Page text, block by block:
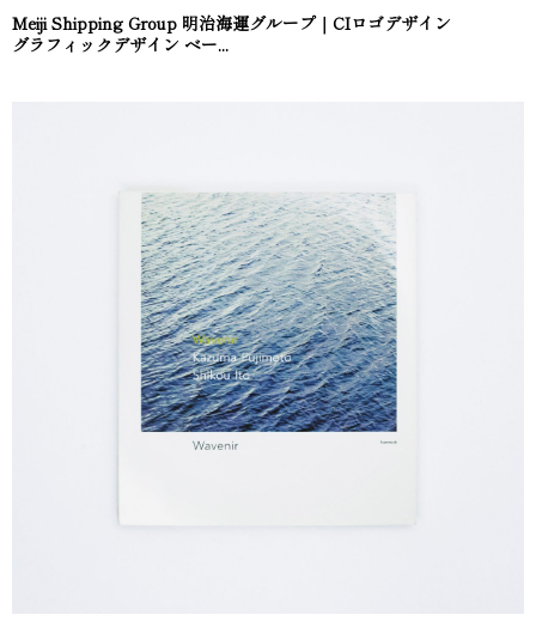
Meiji Shipping Group 明治海運グループ｜CIロゴデザイン
グラフィックデザイン ベー...